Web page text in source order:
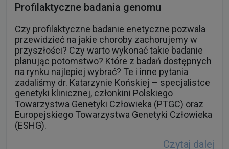
Profilaktyczne badania genomu
Czy profilaktyczne badanie enetyczne pozwala
przewidzieć na jakie choroby zachorujemy w
przyszłości? Czy warto wykonać takie badanie
planując potomstwo? Które z badań dostępnych
na rynku najlepiej wybrać? Te i inne pytania
zadaliśmy dr. Katarzynie Końskiej – specjalistce
genetyki klinicznej, członkini Polskiego
Towarzystwa Genetyki Człowieka (PTGC) oraz
Europejskiego Towarzystwa Genetyki Człowieka
(ESHG).
Czytaj dalej